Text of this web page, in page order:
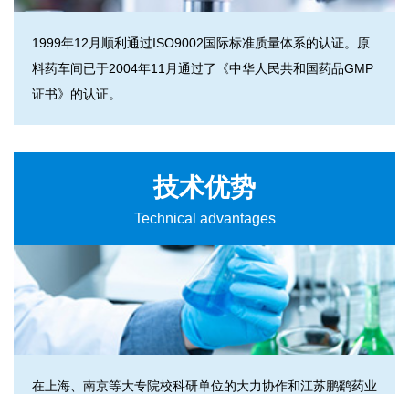
1999年12月顺利通过ISO9002国际标准质量体系的认证。原
料药车间已于2004年11月通过了《中华人民共和国药品GMP
证书》的认证。
技术优势
Technical advantages
在上海、南京等大专院校科研单位的大力协作和江苏鹏鹞药业